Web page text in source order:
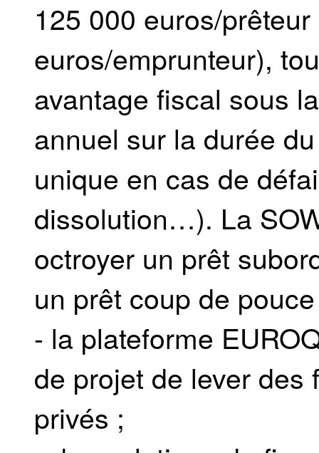
125 000 euros/
euros/emprunteur),
avantage fiscal sous
annuel sur la durée
unique en cas de
dissolution…). La
octroyer un prêt
un prêt coup de
- la plateforme
de projet de lever des
privés ;